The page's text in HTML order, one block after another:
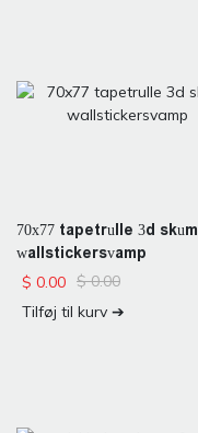
70x77 tapetrulle 3d skum
wallstickersvamp
$ 0.00 $0.00
Tilføj til kurv ➔